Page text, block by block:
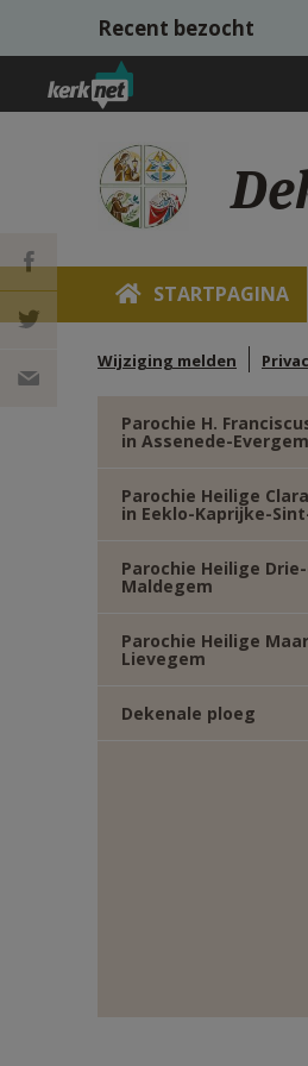
Overslaan en naar de inhoud gaan
Recent bezocht
STARTPAGINA
Wijziging melden
DEEL OP
FACEBOOK
DEEL OP
Parochie H.
in Assenede-
Parochie Heilige
in Eeklo-Kaprijke-
Parochie Heilige
Maldegem
Parochie Heilige
Lievegem
Dekenale ploeg